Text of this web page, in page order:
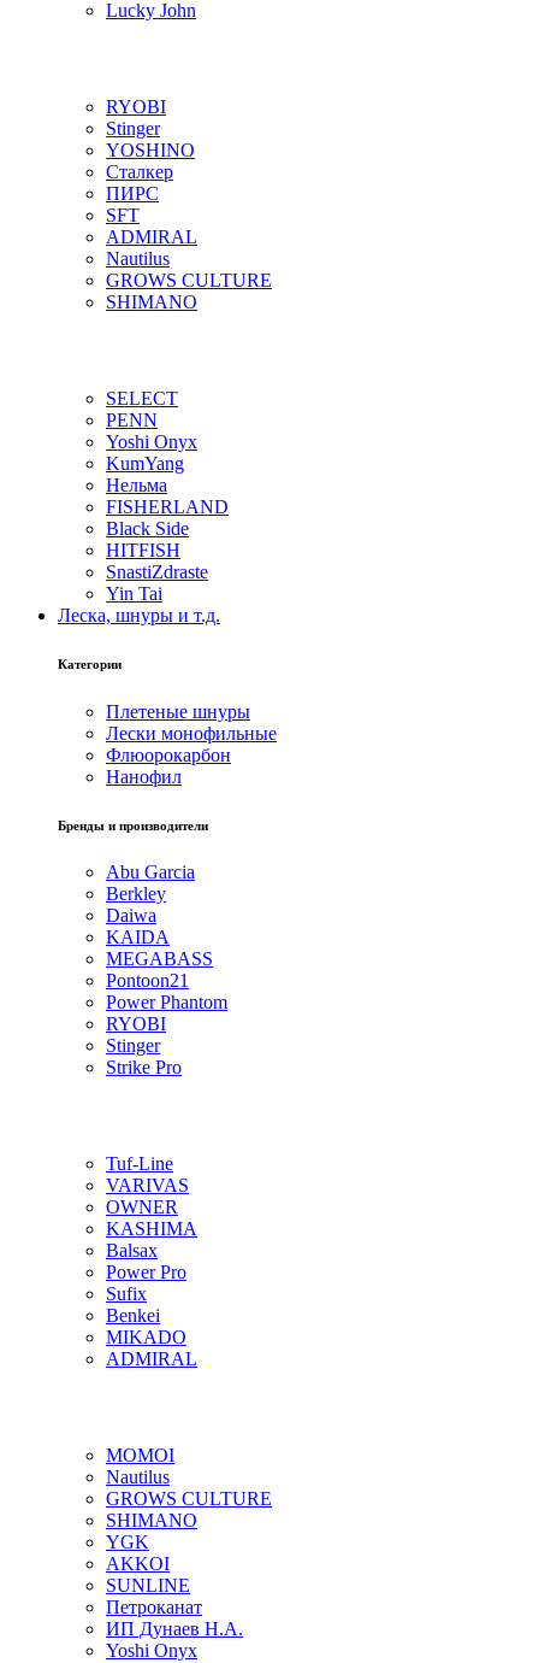
Lucky John
RYOBI
Stinger
YOSHINO
Сталкер
ПИРС
SFT
ADMIRAL
Nautilus
GROWS CULTURE
SHIMANO
SELECT
PENN
Yoshi Onyx
KumYang
Нельма
FISHERLAND
Black Side
HITFISH
SnastiZdraste
Yin Tai
Леска, шнуры и т.д.
Категории
Плетеные шнуры
Лески монофильные
Флюорокарбон
Нанофил
Бренды и производители
Abu Garcia
Berkley
Daiwa
KAIDA
MEGABASS
Pontoon21
Power Phantom
RYOBI
Stinger
Strike Pro
Tuf-Line
VARIVAS
OWNER
KASHIMA
Balsax
Power Pro
Sufix
Benkei
MIKADO
ADMIRAL
MOMOI
Nautilus
GROWS CULTURE
SHIMANO
YGK
AKKOI
SUNLINE
Петроканат
ИП Дунаев Н.А.
Yoshi Onyx